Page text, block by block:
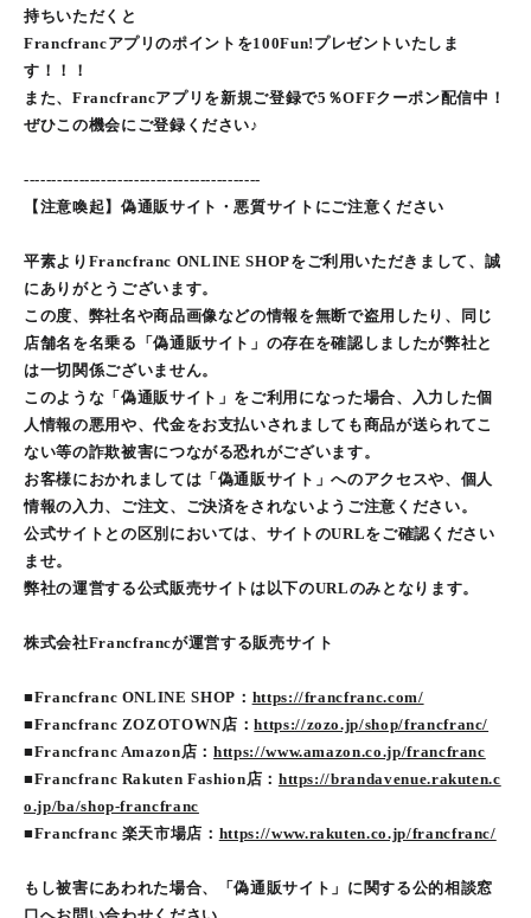
持ちいただくと
Francfrancアプリのポイントを100Fun!プレゼントいたしま
す！！！
また、Francfrancアプリを新規ご登録で5％OFFクーポン配信中！
ぜひこの機会にご登録ください♪
-------------------------------------------
【注意喚起】偽通販サイト・悪質サイトにご注意ください
平素よりFrancfranc ONLINE SHOPをご利用いただきまして、誠
にありがとうございます。
この度、弊社名や商品画像などの情報を無断で盗用したり、同じ
店舗名を名乗る「偽通販サイト」の存在を確認しましたが弊社と
は一切関係ございません。
このような「偽通販サイト」をご利用になった場合、入力した個
人情報の悪用や、代金をお支払いされましても商品が送られてこ
ない等の詐欺被害につながる恐れがございます。
お客様におかれましては「偽通販サイト」へのアクセスや、個人
情報の入力、ご注文、ご決済をされないようご注意ください。
公式サイトとの区別においては、サイトのURLをご確認ください
ませ。
弊社の運営する公式販売サイトは以下のURLのみとなります。
株式会社Francfrancが運営する販売サイト
■Francfranc ONLINE SHOP： https://francfranc.com/
■Francfranc ZOZOTOWN店：https://zozo.jp/shop/francfranc/
■Francfranc Amazon店：https://www.amazon.co.jp/francfranc
■Francfranc Rakuten Fashion店： https://brandavenue.rakuten.c
o.jp/ba/shop-francfranc
■Francfranc 楽天市場店： https://www.rakuten.co.jp/francfranc/
もし被害にあわれた場合、「偽通販サイト」に関する公的相談窓